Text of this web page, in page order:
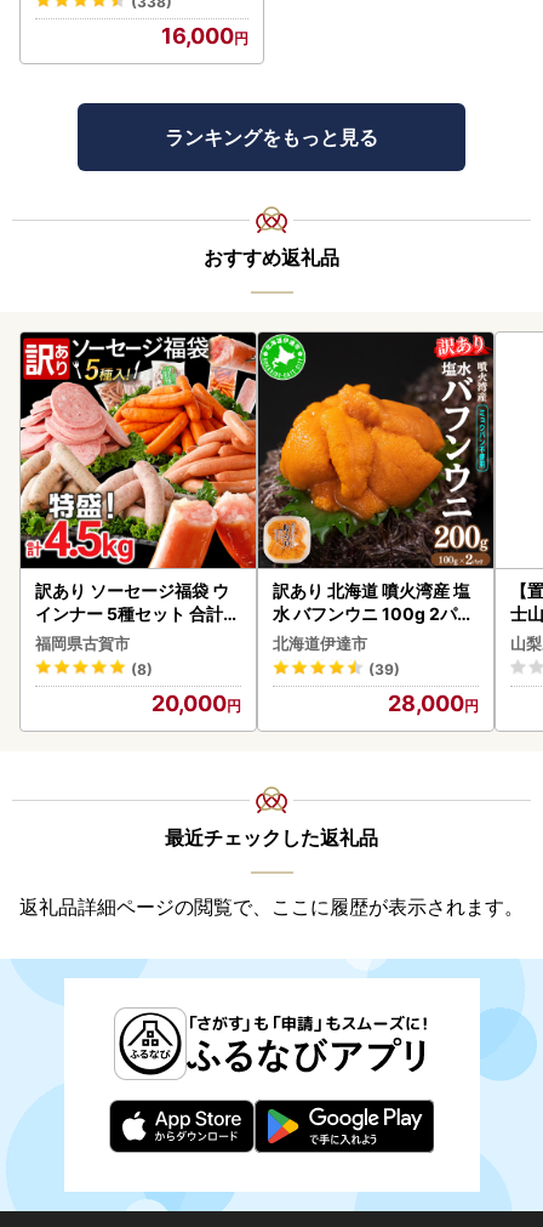
16,000
ランキングをもっと見る
おすすめ返礼品
訳あり ソーセージ福袋 ウ
インナー 5種セット 合計4.
5kg ソーセージ
福岡県古賀市
(8)
20,000
訳あり 北海道 噴火湾産 塩
水 バフンウニ 100g 2パッ
ク 計200g 《アフター保証
付き》うに ウニ 雲丹 海鮮
海の幸 魚介類 ウニ丼 お寿
司 濃厚 無添加 産地直送 お
取り寄せ 山村水産 送料無
北海道伊達市
(39)
28,000
【
士
山
最近チェックした返礼品
返礼品詳細ページの閲覧で、ここに履歴が表示されます。